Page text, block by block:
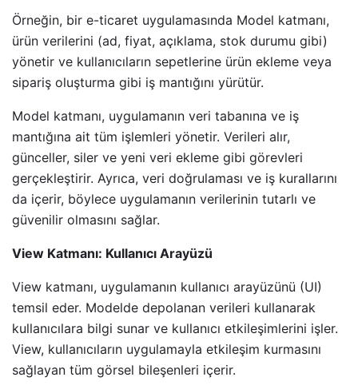
Örneğin, bir e-ticaret uygulamasında Model katmanı,
ürün verilerini (ad, fiyat, açıklama, stok durumu gibi)
yönetir ve kullanıcıların sepetlerine ürün ekleme veya
sipariş oluşturma gibi iş mantığını yürütür.
Model katmanı, uygulamanın veri tabanına ve iş
mantığına ait tüm işlemleri yönetir. Verileri alır,
günceller, siler ve yeni veri ekleme gibi görevleri
gerçekleştirir. Ayrıca, veri doğrulaması ve iş kurallarını
da içerir, böylece uygulamanın verilerinin tutarlı ve
güvenilir olmasını sağlar.
View Katmanı: Kullanıcı Arayüzü
View katmanı, uygulamanın kullanıcı arayüzünü (UI)
temsil eder. Modelde depolanan verileri kullanarak
kullanıcılara bilgi sunar ve kullanıcı etkileşimlerini işler.
View, kullanıcıların uygulamayla etkileşim kurmasını
sağlayan tüm görsel bileşenleri içerir.